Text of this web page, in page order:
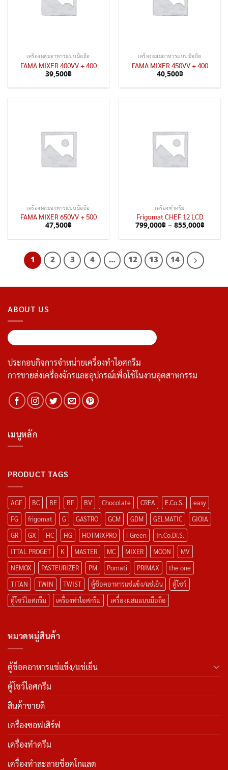
เครื่องผสมอาหารแบบมือถือ
FAMA MIXER 400VV + 400
39,500฿
เครื่องผสมอาหารแบบมือถือ
FAMA MIXER 450VV + 400
40,500฿
เครื่องผสมอาหารแบบมือถือ
FAMA MIXER 650VV + 500
47,500฿
เครื่องทำครีม
Frigomat CHEF 12 LCD
799,000฿– 855,000฿
1 2 3 4 … 12 13 14
ABOUT US
ประกอบกิจการจำหน่ายเครื่องทำไอศกรีม
การขายส่งเครื่องจักรและอุปกรณ์เพื่อใช้ในงานอุตสาหกรรม
เมนูหลัก
PRODUCT TAGS
AGF BC BE BF BV Chocolate CREA E.Co.S.
easy
FG
frigomat G GASTRO GCM GDM GELMATIC
GIOIA
GR
GX HC HG HOTMIXPRO i-Green
In.Co.Di.S.
ITTAL PROGET
K MASTER MC MIXER MOON
MV
NEMOX
PASTEURIZER PM Pomati PRIMAX
the one
TITAN
TWIN TWIST ตู้ช็อคอาหารแช่แข็ง/แช่เย็น
ตู้โชว์
ตู้โชว์ไอศกรีม
เครื่องทำไอศกรีม เครื่องผสมแบบมือถือ
หมวดหมู่สินค้า
ตู้ช็อคอาหารแช่แข็ง/แช่เย็น
ตู้โชว์ไอศกรีม
สินค้าขายดี
เครื่องซอฟเสิร์ฟ
เครื่องทำครีม
เครื่องทำละลายช็อคโกแลต